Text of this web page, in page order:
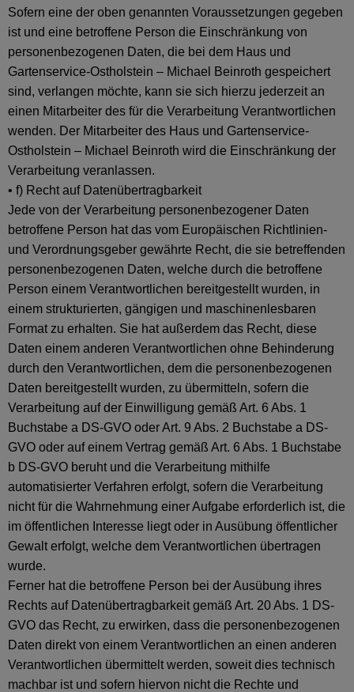
Sofern eine der oben genannten Voraussetzungen gegeben
ist und eine betroffene Person die Einschränkung von
personenbezogenen Daten, die bei dem Haus und
Gartenservice-Ostholstein – Michael Beinroth gespeichert
sind, verlangen möchte, kann sie sich hierzu jederzeit an
einen Mitarbeiter des für die Verarbeitung Verantwortlichen
wenden. Der Mitarbeiter des Haus und Gartenservice-
Ostholstein – Michael Beinroth wird die Einschränkung der
Verarbeitung veranlassen.
• f) Recht auf Datenübertragbarkeit
Jede von der Verarbeitung personenbezogener Daten
betroffene Person hat das vom Europäischen Richtlinien-
und Verordnungsgeber gewährte Recht, die sie betreffenden
personenbezogenen Daten, welche durch die betroffene
Person einem Verantwortlichen bereitgestellt wurden, in
einem strukturierten, gängigen und maschinenlesbaren
Format zu erhalten. Sie hat außerdem das Recht, diese
Daten einem anderen Verantwortlichen ohne Behinderung
durch den Verantwortlichen, dem die personenbezogenen
Daten bereitgestellt wurden, zu übermitteln, sofern die
Verarbeitung auf der Einwilligung gemäß Art. 6 Abs. 1
Buchstabe a DS-GVO oder Art. 9 Abs. 2 Buchstabe a DS-
GVO oder auf einem Vertrag gemäß Art. 6 Abs. 1 Buchstabe
b DS-GVO beruht und die Verarbeitung mithilfe
automatisierter Verfahren erfolgt, sofern die Verarbeitung
nicht für die Wahrnehmung einer Aufgabe erforderlich ist, die
im öffentlichen Interesse liegt oder in Ausübung öffentlicher
Gewalt erfolgt, welche dem Verantwortlichen übertragen
wurde.
Ferner hat die betroffene Person bei der Ausübung ihres
Rechts auf Datenübertragbarkeit gemäß Art. 20 Abs. 1 DS-
GVO das Recht, zu erwirken, dass die personenbezogenen
Daten direkt von einem Verantwortlichen an einen anderen
Verantwortlichen übermittelt werden, soweit dies technisch
machbar ist und sofern hiervon nicht die Rechte und